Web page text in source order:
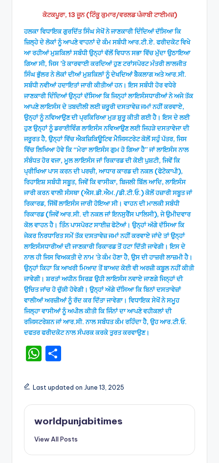
ਕੋਟਕਪੂਰਾ, 13 ਜੂਨ (ਟਿੰਕੂ ਕੁਮਾਰ/ਵਰਲਡ ਪੰਜਾਬੀ ਟਾਈਮਜ਼)
ਹਲਕਾ ਵਿਧਾਇਕ ਗੁਰਦਿੱਤ ਸਿੰਘ ਸੇਖੋਂ ਨੇ ਜਾਣਕਾਰੀ ਦਿੰਦਿਆਂ ਦੱਸਿਆ ਕਿ
ਜ਼ਿਲ੍ਹੇ ਦੇ ਲੋਕਾਂ ਨੂੰ ਆਪਣੇ ਵਾਹਨਾਂ ਦੇ ਕੰਮ ਸਬੰਧੀ ਆਰ.ਟੀ.ਏ. ਫਰੀਦਕੋਟ ਵਿਖੇ
ਆ ਰਹੀਆਂ ਮੁਸ਼ਕਿਲਾਂ ਸਬੰਧੀ ਉਨ੍ਹਾਂ ਵੱਲੋਂ ਵਿਧਾਨ ਸਭਾ ਵਿੱਚ ਮੁੱਦਾ ਉਠਾਇਆ
ਗਿਆ ਸੀ, ਜਿਸ ’ਤੇ ਕਾਰਵਾਈ ਕਰਦਿਆਂ ਹੁਣ ਟਰਾਂਸਪੋਰਟ ਮੰਤਰੀ ਲਾਲਜੀਤ
ਸਿੰਘ ਭੁੱਲਰ ਨੇ ਲੋਕਾਂ ਦੀਆਂ ਮੁਸ਼ਕਿਲਾਂ ਨੂੰ ਦੇਖਦਿਆਂ ਬੈਕਲਾਗ ਅਤੇ ਆਰ.ਸੀ.
ਸਬੰਧੀ ਨਵੀਆਂ ਹਦਾਇਤਾਂ ਜਾਰੀ ਕੀਤੀਆਂ ਹਨ। ਇਸ ਸਬੰਧੀ ਹੋਰ ਵਧੇਰੇ
ਜਾਣਕਾਰੀ ਦਿੰਦਿਆਂ ਉਨ੍ਹਾਂ ਦੱਸਿਆ ਕਿ ਜਿਨ੍ਹਾਂ ਲਾਇਸੰਸਧਾਰੀਆਂ ਨੇ ਅਜੇ ਤੱਕ
ਆਪਣੇ ਲਾਇਸੰਸ ਦੇ ਤਬਦੀਲੀ ਲਈ ਜ਼ਰੂਰੀ ਦਸਤਾਵੇਜ਼ ਜਮਾਂ ਨਹੀਂ ਕਰਵਾਏ,
ਉਨ੍ਹਾਂ ਨੂੰ ਨਵਿਆਉਣ ਦੀ ਪ੍ਰਕਿਰਿਆ ਮੁੜ ਸ਼ੁਰੂ ਕੀਤੀ ਗਈ ਹੈ। ਇਸ ਦੇ ਲਈ
ਹੁਣ ਉਨ੍ਹਾਂ ਨੂੰ ਡਰਾਈਵਿੰਗ ਲਾਇਸੰਸ ਨਵਿਆਉਣ ਲਈ ਜਿਹੜੇ ਦਸਤਾਵੇਜਾ ਦੀ
ਜਰੂਰਤ ਹੈ, ਉਨ੍ਹਾਂ ਵਿੱਚ ਐਕਜ਼ਿਕਿਊਟਿਵ ਮੈਜਿਸਟਰੇਟ ਕੋਲੋਂ ਸਹੁੰ ਪੱਤਰ, ਜਿਸ
ਵਿੱਚ ਲਿਖਿਆ ਹੋਵੇ ਕਿ “ਮੇਰਾ ਲਾਇਸੰਸ ਗੁਮ ਹੋ ਗਿਆ ਹੈ” ਜਾਂ ਲਾਇਸੰਸ ਨਾਲ
ਸੰਬੰਧਤ ਹੋਰ ਵਜਾ, ਮੂਲ ਲਾਇਸੰਸ ਜਾਂ ਰਿਕਾਰਡ ਦੀ ਕੋਈ ਪੁਸ਼ਟੀ, ਜਿਵੇਂ ਕਿ
ਪ੍ਰੀਖਿਆ ਪਾਸ ਕਰਨ ਦੀ ਪਰਚੀ, ਆਧਾਰ ਕਾਰਡ ਦੀ ਨਕਲ (ਫੋਟੋਕਾਪੀ),
ਰਿਹਾਇਸ਼ ਸਬੰਧੀ ਸਬੂਤ, ਜਿਵੇਂ ਕਿ ਵਾਸੀਕਾ, ਬਿਜਲੀ ਬਿੱਲ ਆਦਿ, ਲਾਇਸੰਸ
ਜਾਰੀ ਕਰਨ ਵਾਲੀ ਸੰਸਥਾ (ਐਸ.ਡੀ.ਐਮ./ਡੀ.ਟੀ.ਓ.) ਕੋਲੋਂ ਹਜ਼ਾਰੀ ਸਬੂਤ ਜਾਂ
ਰਿਕਾਰਡ, ਜਿੱਥੋਂ ਲਾਇਸੰਸ ਜਾਰੀ ਹੋਇਆ ਸੀ। ਵਾਹਨ ਦੀ ਮਾਲਕੀ ਸਬੰਧੀ
ਰਿਕਾਰਡ (ਜਿਵੇਂ ਆਰ.ਸੀ. ਦੀ ਨਕਲ ਜਾਂ ਇਨਸੁਰੈਂਸ ਪਾਲਿਸੀ), ਜੇ ਉਮੀਦਵਾਰ
ਕੋਲ ਵਾਹਨ ਹੈ। ਤਿੰਨ ਪਾਸਪੋਰਟ ਸਾਈਜ਼ ਫੋਟੋਆਂ। ਉਨ੍ਹਾਂ ਅੱਗੇ ਦੱਸਿਆ ਕਿ
ਜੇਕਰ ਨਿਰਧਾਰਿਤ ਸਮੇਂ ਤੱਕ ਦਸਤਾਵੇਜ਼ ਜਮਾਂ ਨਹੀਂ ਕਰਵਾਏ ਜਾਂਦੇ ਤਾਂ ਉਨ੍ਹਾਂ
ਲਾਇਸੰਸਧਾਰੀਆਂ ਦੀ ਜਾਣਕਾਰੀ ਰਿਕਾਰਡ ਤੋਂ ਹਟਾ ਦਿੱਤੀ ਜਾਵੇਗੀ। ਇਸ ਦੇ
ਨਾਲ ਹੀ ਜਿਸ ਵਿਅਕਤੀ ਦੇ ਨਾਮ ’ਤੇ ਕੰਮ ਹੋਣਾ ਹੈ, ਉਸ ਦੀ ਹਾਜ਼ਰੀ ਲਾਜ਼ਮੀ ਹੈ।
ਉਨ੍ਹਾਂ ਕਿਹਾ ਕਿ ਆਖਰੀ ਮਿਆਦ ਤੋਂ ਬਾਅਦ ਕੋਈ ਵੀ ਅਰਜ਼ੀ ਕਬੂਲ ਨਹੀਂ ਕੀਤੀ
ਜਾਵੇਗੀ। ਸ਼ਰਤਾਂ ਅਧੀਨ ਸਿਰਫ਼ ਉਹੀ ਲਾਇਸੰਸ ਨਵਾਏ ਜਾਣਗੇ ਜਿਨ੍ਹਾਂ ਦੀ
ਉਚਿਤ ਜਾਂਚ ਹੋ ਚੁੱਕੀ ਹੋਵੇਗੀ। ਉਨ੍ਹਾਂ ਅੱਗੇ ਦੱਸਿਆ ਕਿ ਬਿਨਾਂ ਦਸਤਾਵੇਜ਼ਾਂ
ਵਾਲੀਆਂ ਅਰਜ਼ੀਆਂ ਨੂੰ ਰੱਦ ਕਰ ਦਿੱਤਾ ਜਾਵੇਗਾ। ਵਿਧਾਇਕ ਸੇਖੋਂ ਨੇ ਸਮੂਹ
ਜਿਲ੍ਹਾ ਵਾਸੀਆਂ ਨੂੰ ਅਪੀਲ ਕੀਤੀ ਕਿ ਜਿੰਨਾਂ ਦਾ ਆਪਣੇ ਵਹੀਕਲਾਂ ਦੀ
ਰਜਿਸਟਰੇਸ਼ਨ ਜਾਂ ਆਰ.ਸੀ. ਨਾਲ ਸਬੰਧਤ ਕੰਮ ਰਹਿੰਦਾ ਹੈ, ਉਹ ਆਰ.ਟੀ.ਓ.
ਦਫਤਰ ਫਰੀਦਕੋਟ ਨਾਲ ਸੰਪਰਕ ਕਰਕੇ ਤੁਰਤ ਕਰਵਾਉਣ।
W
a
ts
A
p
ar
e
Last updated on June 13, 2025
worldpunjabitimes
View All Posts